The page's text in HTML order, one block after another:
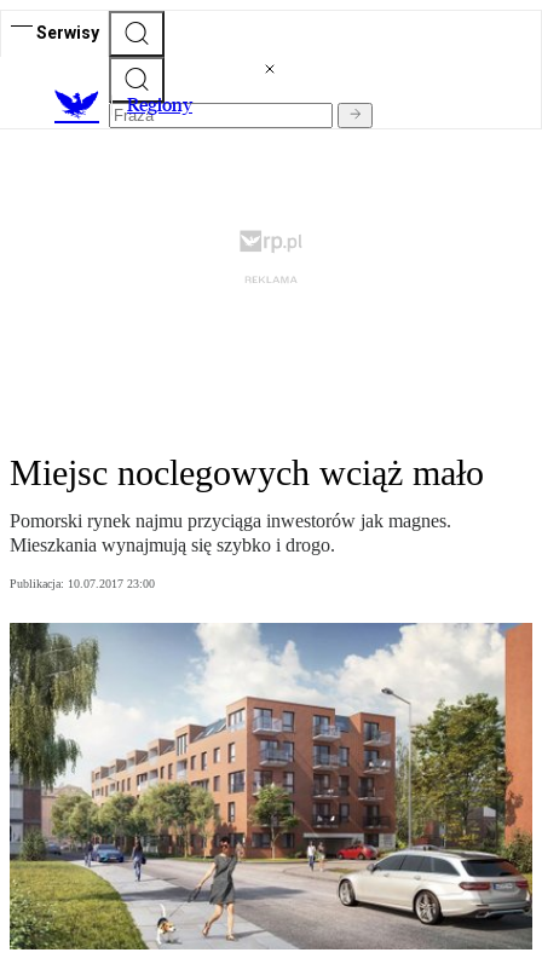
Serwisy
Regiony
Miejsc noclegowych wciąż mało
Pomorski rynek najmu przyciąga inwestorów jak magnes.
Mieszkania wynajmują się szybko i drogo.
Publikacja: 10.07.2017 23:00